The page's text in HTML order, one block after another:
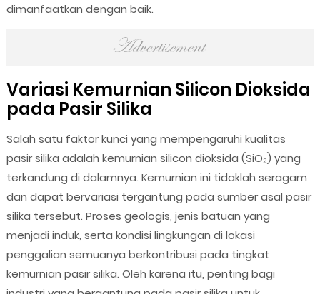
dimanfaatkan dengan baik.
Variasi Kemurnian Silicon Dioksida
pada Pasir Silika
Salah satu faktor kunci yang mempengaruhi kualitas
pasir silika adalah kemurnian silicon dioksida (SiO₂) yang
terkandung di dalamnya. Kemurnian ini tidaklah seragam
dan dapat bervariasi tergantung pada sumber asal pasir
silika tersebut. Proses geologis, jenis batuan yang
menjadi induk, serta kondisi lingkungan di lokasi
penggalian semuanya berkontribusi pada tingkat
kemurnian pasir silika. Oleh karena itu, penting bagi